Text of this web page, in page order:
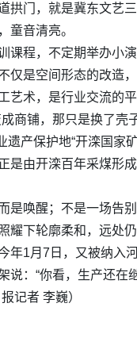
拱门，就是冀东文艺
童音清亮。
课程，不定期举办小
仅是空间形态的改造
艺术，是行业交流的
商铺，那只是换了壳
遗产保护地“开滦国家
是由开滦百年采煤形
是唤醒；不是一场告
耀下轮廓柔和，远处
年1月7日，又被纳入
说：“你看，生产还
记者 李巍）